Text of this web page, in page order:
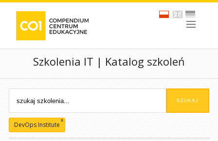
Szkolenia IT | Katalog szkoleń
DevOps Institute
x